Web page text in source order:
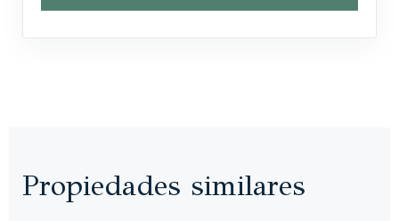
Propiedades similares